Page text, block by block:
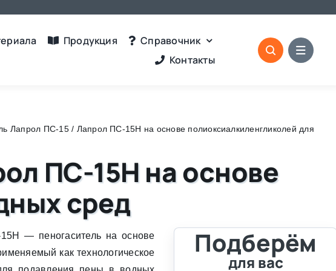
Продукция
Справочник
Контакты
Лапрол ПС-15 / Лапрол ПС-15Н на основе полиоксиалкиленгликолей для
ПС-15Н на основе
сред
— пеногаситель на основе
как технологическое
Подберём
для вас